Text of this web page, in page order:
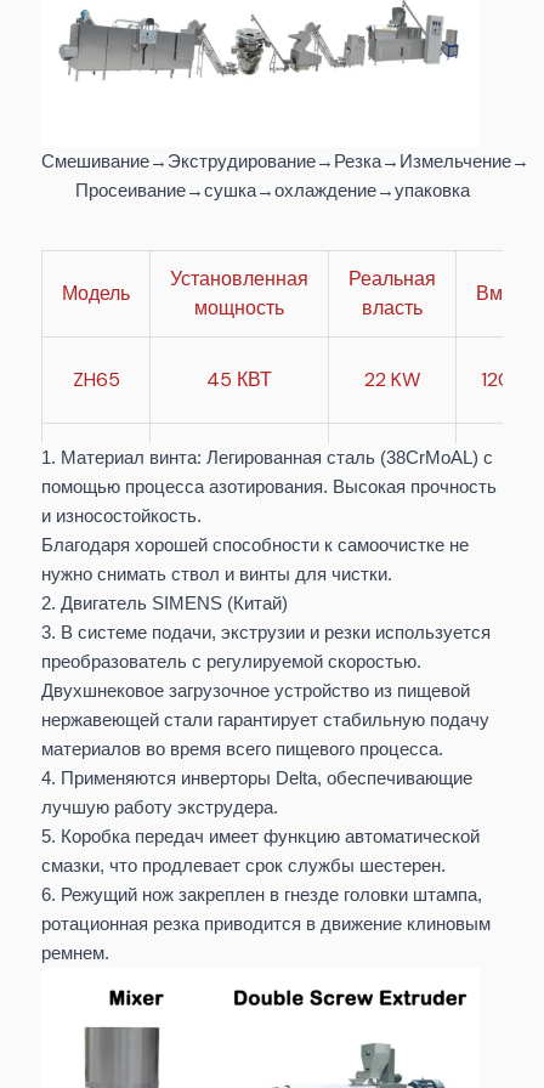
Смешивание→Экструдирование→Резка→Измельчение→
Просеивание→сушка→охлаждение→упаковка
Модель
Установленная
мощность
Реальная
власть
ZH65 45 КВТ 22 KW 120-
ZH70 50 КВТ 37 KW 280-
ZH85 110 КВТ 75 КВТ
ZH95 151 КВТ 110 КВТ
1. Материал винта: Легированная сталь (38CrMoAL) с
помощью процесса азотирования. Высокая прочность
и износостойкость.
Благодаря хорошей способности к самоочистке не
нужно снимать ствол и винты для чистки.
2. Двигатель SIMENS (Китай)
3. В системе подачи, экструзии и резки используется
преобразователь с регулируемой скоростью.
Двухшнековое загрузочное устройство из пищевой
нержавеющей стали гарантирует стабильную подачу
материалов во время всего пищевого процесса.
4. Применяются инверторы Delta, обеспечивающие
лучшую работу экструдера.
5. Коробка передач имеет функцию автоматической
смазки, что продлевает срок службы шестерен.
6. Режущий нож закреплен в гнезде головки штампа,
ротационная резка приводится в движение клиновым
ремнем.